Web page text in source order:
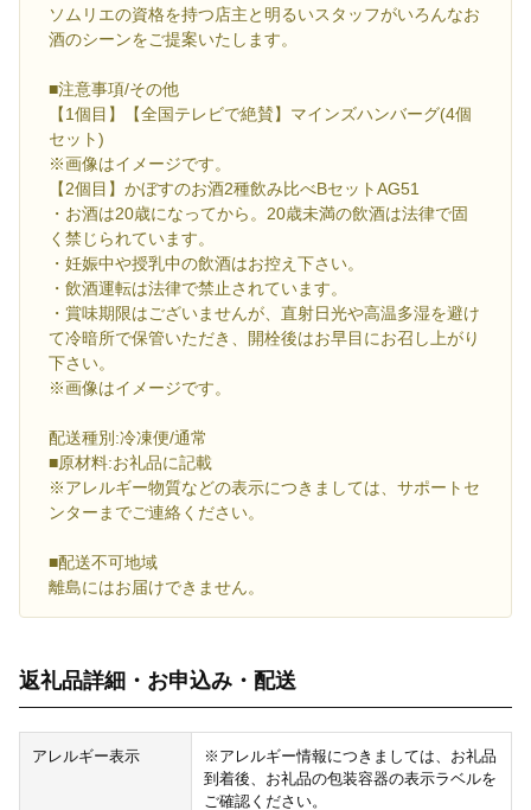
ソムリエの資格を持つ店主と明るいスタッフがいろんなお
酒のシーンをご提案いたします。
■注意事項/その他
【1個目】【全国テレビで絶賛】マインズハンバーグ(4個
セット)
※画像はイメージです。
【2個目】かぼすのお酒2種飲み比べBセットAG51
・お酒は20歳になってから。20歳未満の飲酒は法律で固
く禁じられています。
・妊娠中や授乳中の飲酒はお控え下さい。
・飲酒運転は法律で禁止されています。
・賞味期限はございませんが、直射日光や高温多湿を避け
て冷暗所で保管いただき、開栓後はお早目にお召し上がり
下さい。
※画像はイメージです。
配送種別:冷凍便/通常
■原材料:お礼品に記載
※アレルギー物質などの表示につきましては、サポートセ
ンターまでご連絡ください。
■配送不可地域
離島にはお届けできません。
返礼品詳細・お申込み・配送
アレルギー表示
※アレルギー情報につきましては、お礼品
到着後、お礼品の包装容器の表示ラベルを
ご確認ください。